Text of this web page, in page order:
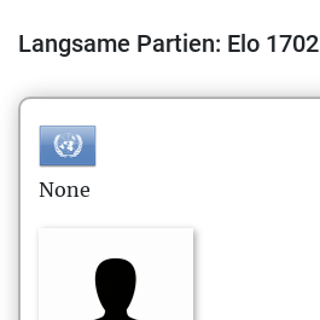
Langsame Partien: Elo 1702
None